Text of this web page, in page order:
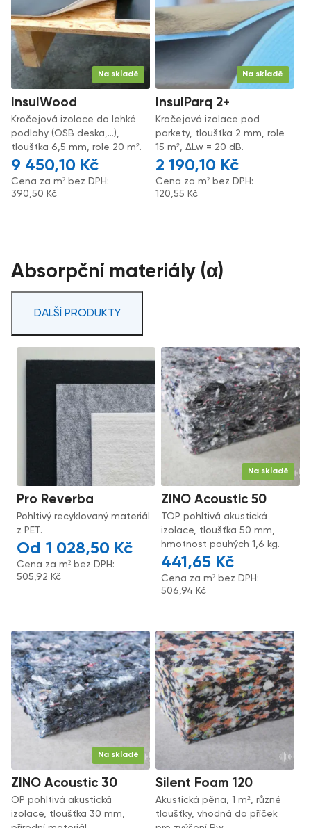
Na skladě
InsulWood
Kročejová izolace do lehké
podlahy (OSB deska,...),
tloušťka 6,5 mm, role 20 m².
9 450,10 Kč
Cena za m² bez DPH:
390,50 Kč
Na skladě
InsulParq 2+
Kročejová izolace pod
parkety, tloušťka 2 mm, role
15 m², ΔLw = 20 dB.
2 190,10 Kč
Cena za m² bez DPH:
120,55 Kč
Absorpční materiály (α)
DALŠÍ PRODUKTY
Pro Reverba
Pohltivý recyklovaný materiál
z PET.
1 028,50 Kč
Cena za m² bez DPH:
505,92 Kč
Na skladě
ZINO Acoustic 50
TOP pohltivá akustická
izolace, tloušťka 50 mm,
hmotnost pouhých 1,6 kg.
441,65 Kč
Cena za m² bez DPH:
506,94 Kč
Na skladě
ZINO Acoustic 30
OP pohltivá akustická
izolace, tloušťka 30 mm,
Silent Foam 120
Akustická pěna, 1 m², různé
tloušťky, vhodná do příček